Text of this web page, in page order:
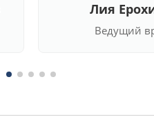
Лия
Ведущий